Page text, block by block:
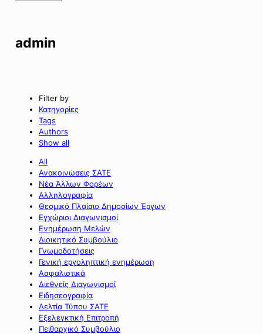
admin
Filter by
Κατηγορίες
Tags
Authors
Show all
All
Ανακοινώσεις ΣΑΤΕ
Νέα Άλλων Φορέων
Αλληλογραφία
Θεσμικό Πλαίσιο Δημοσίων Έργων
Εγχώριοι Διαγωνισμοί
Ενημέρωση Μελών
Διοικητικό Συμβούλιο
Γνωμοδοτήσεις
Γενική εργοληπτική ενημέρωση
Ασφαλιστικά
Διεθνείς Διαγωνισμοί
Ειδησεογραφία
Δελτία Τύπου ΣΑΤΕ
Εξελεγκτική Επιτροπή
Πειθαρχικό Συμβούλιο